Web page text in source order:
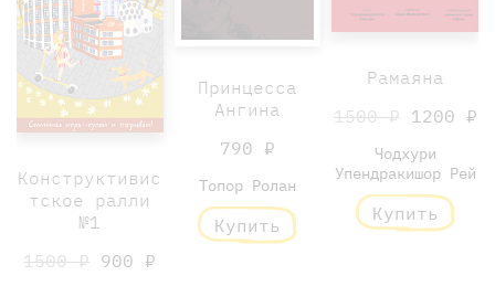
Конструктивис
тское ралли
№1
1500 ₽ 900 ₽
Принцесса
Ангина
790 ₽
Топор Ролан
Купить
Рамаяна
1500 ₽ 1200 ₽
Чодхури
Упендракишор Рей
Купить